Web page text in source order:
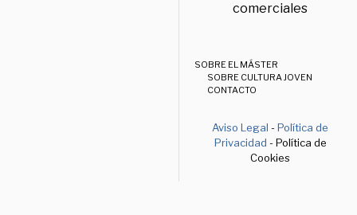
comerciales
SOBRE EL MÁSTER
SOBRE CULTURA JOVEN
CONTACTO
Aviso Legal -Política de
Privacidad - Política de
Cookies